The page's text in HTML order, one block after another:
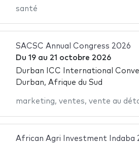
santé
SACSC Annual Congress 2026
Du 19au 21 octobre 2026
Durban ICC International
Durban, Afrique du Sud
marketing, ventes, vente au
African Agri Investment Indaba